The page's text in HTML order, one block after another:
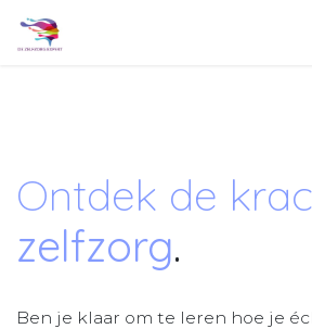
Ontdek de
zelfzorg.
Ben je klaar om te leren hoe je